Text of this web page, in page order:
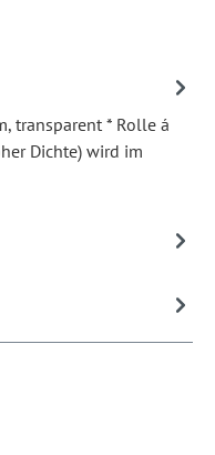
transparent * Rolle á
Dichte) wird im